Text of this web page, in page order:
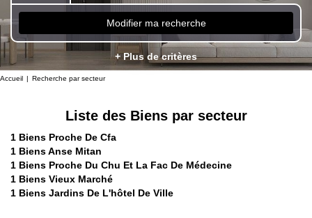
Modifier ma recherche
+ Plus de critères
Accueil Recherche par secteur
Liste des Biens par secteur
1 Biens Proche De Cfa
1 Biens Anse Mitan
1 Biens Proche Du Chu Et La Fac De Médecine
1 Biens Vieux Marché
1 Biens Jardins De L'hôtel De Ville